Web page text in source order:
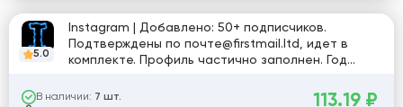
5.0
Instagram | Добавлено: 50+ подписчиков.
Подтверждены по почте@firstmail.ltd, идет в
комплекте. Профиль частично заполнен. Год
аутентификация. Страна регистрации: MIX.
В наличии: 7 шт. 113.19 ₽